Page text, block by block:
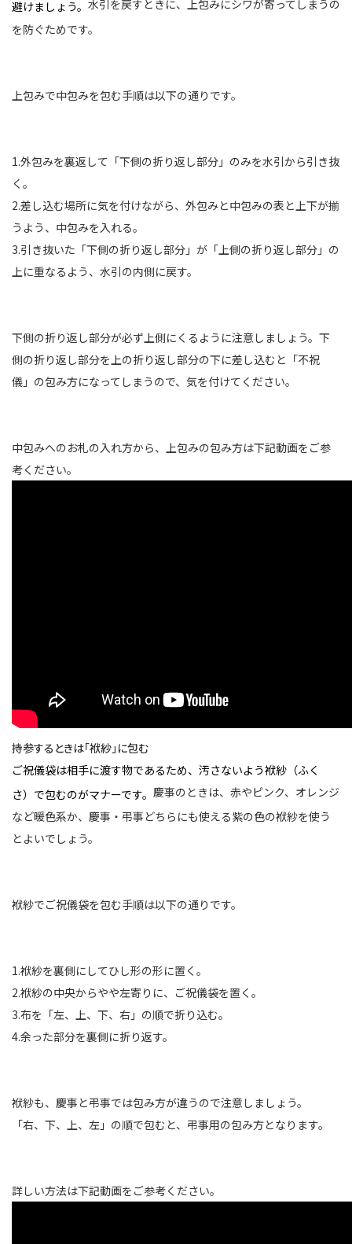
避けましょう。 水引を戻すときに、上包みにシワが寄ってしまうの
を防ぐためです。
上包みで中包みを包む手順は以下の通りです。
1.外包みを裏返して「下側の折り返し部分」のみを水引から引き抜
く。
2.差し込む場所に気を付けながら、外包みと中包みの表と上下が揃
うよう、中包みを入れる。
3.引き抜いた「下側の折り返し部分」が「上側の折り返し部分」の
上に重なるよう、水引の内側に戻す。
下側の折り返し部分が必ず上側にくるように注意しましょう。下
側の折り返し部分を上の折り返し部分の下に差し込むと「不祝
儀」の包み方になってしまうので、気を付けてください。
中包みへのお札の入れ方から、上包みの包み方は下記動画をご参
考ください。
持参するときは「袱紗」に包む
ご祝儀袋は相手に渡す物であるため、汚さないよう袱紗（ふく
さ）で包むのがマナーです。 慶事のときは、赤やピンク、オレンジ
など暖色系か、慶事・弔事どちらにも使える紫の色の袱紗を使う
とよいでしょう。
袱紗でご祝儀袋を包む手順は以下の通りです。
1.袱紗を裏側にしてひし形の形に置く。
2.袱紗の中央からやや左寄りに、ご祝儀袋を置く。
3.布を「左、上、下、右」の順で折り込む。
4.余った部分を裏側に折り返す。
袱紗も、慶事と弔事では包み方が違うので注意しましょう。
「右、下、上、左」の順で包むと、弔事用の包み方となります。
詳しい方法は下記動画をご参考ください。